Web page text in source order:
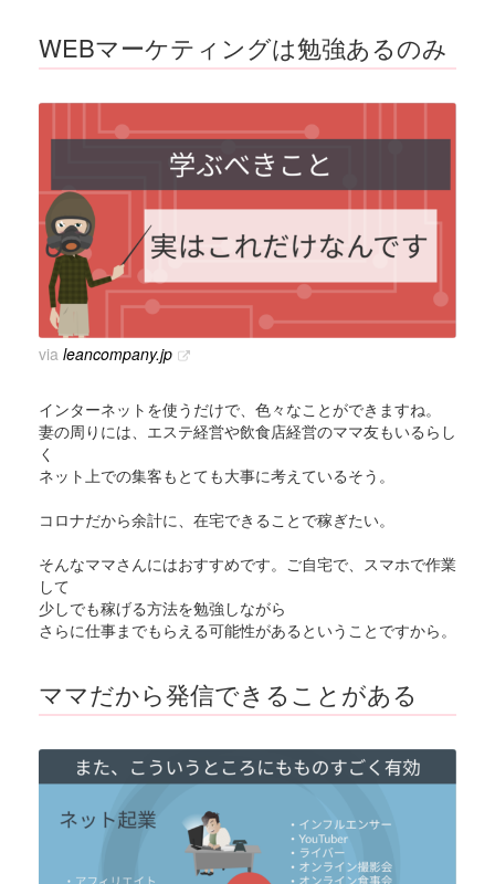
WEBマーケティングは勉強あるのみ
via leancompany.jp
インターネットを使うだけで、色々なことができますね。
妻の周りには、エステ経営や飲食店経営のママ友もいるらし
く
ネット上での集客もとても大事に考えているそう。
コロナだから余計に、在宅できることで稼ぎたい。
そんなママさんにはおすすめです。ご自宅で、スマホで作業
して
少しでも稼げる方法を勉強しながら
さらに仕事までもらえる可能性があるということですから。
ママだから発信できることがある